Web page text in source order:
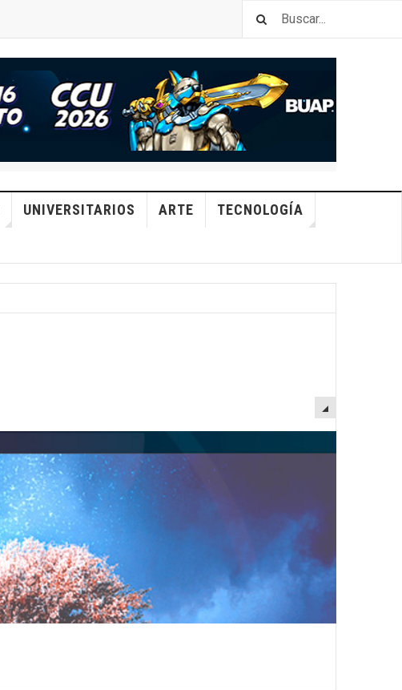
UNIVERSITARIOS ARTE TECNOLOGÍA
EMPTY